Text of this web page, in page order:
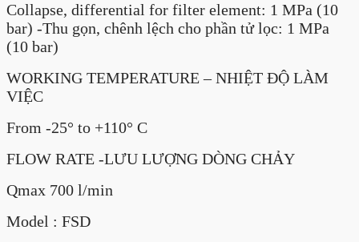
Collapse, differential for filter element: 1 MPa (10
bar) -Thu gọn, chênh lệch cho phần tử lọc: 1 MPa
(10 bar)
WORKING TEMPERATURE – NHIỆT ĐỘ LÀM
VIỆC
From -25° to +110° C
FLOW RATE -LƯU LƯỢNG DÒNG CHẢY
Qmax 700 l/min
Model : FSD